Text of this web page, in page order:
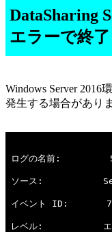
DataSharing
エラーで終
Windows Server
発生する場合があり